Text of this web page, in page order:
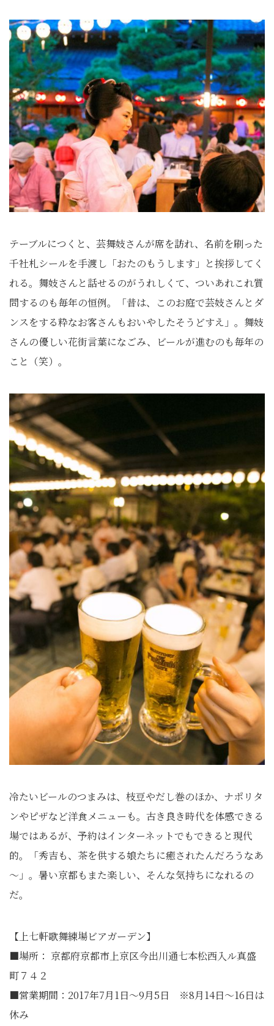
テーブルにつくと、芸舞妓さんが席を訪れ、名前を刷った
千社札シールを手渡し「おたのもうします」と挨拶してく
れる。舞妓さんと話せるのがうれしくて、ついあれこれ質
問するのも毎年の恒例。「昔は、このお庭で芸妓さんとダ
ンスをする粋なお客さんもおいやしたそうどすえ」。舞妓
さんの優しい花街言葉になごみ、ビールが進むのも毎年の
こと（笑）。
冷たいビールのつまみは、枝豆やだし巻のほか、ナポリタ
ンやピザなど洋食メニューも。古き良き時代を体感できる
場ではあるが、予約はインターネットでもできると現代
的。「秀吉も、茶を供する娘たちに癒されたんだろうなあ
～」。暑い京都もまた楽しい、そんな気持ちになれるの
だ。
【上七軒歌舞練場ビアガーデン】
■場所： 京都府京都市上京区今出川通七本松西入ル真盛
町７４２
■営業期間：2017年7月1日〜9月5日 ※8月14日〜16日は
休み